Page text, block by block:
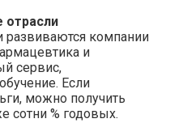
отрасли
компании
и
сервис,
Если
можно получить
сотни % годовых.